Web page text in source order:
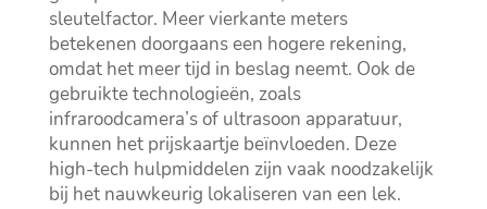
sleutelfactor.​ Meer vierkante meters
betekenen doorgaans een hogere rekening,
omdat het meer tijd in beslag neemt.​ Ook de
gebruikte technologieën, zoals
infraroodcamera’s of ultrasoon apparatuur,
kunnen het prijskaartje beïnvloeden.​ Deze
high-tech hulpmiddelen zijn vaak noodzakelijk
bij het nauwkeurig lokaliseren van een lek.​